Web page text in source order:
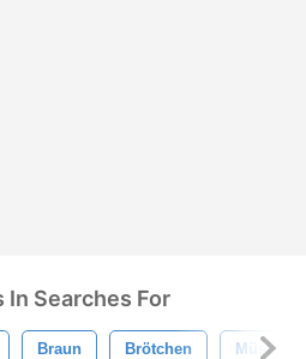
In Searches For
Braun Brötchen Müsli